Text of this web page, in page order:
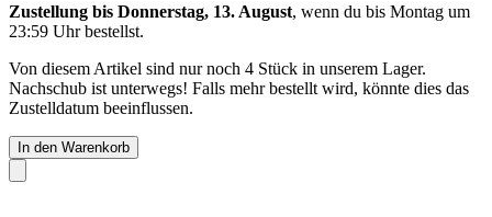
Zustellung bis Donnerstag, 13. August, wenn du bis Montag um
23:59 Uhrbestellst.
Von diesem Artikel sind nur noch 4 Stück in unserem Lager.
Nachschub ist unterwegs! Falls mehr bestellt wird, könnte dies das
Zustelldatum beeinflussen.
In den Warenkorb